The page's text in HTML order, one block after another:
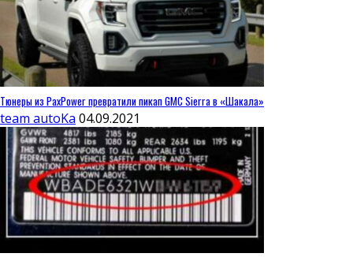
Тюнеры из PaxPower превратили пикап GMC Sierra в «Шакала»
team autoKa 04.09.2021